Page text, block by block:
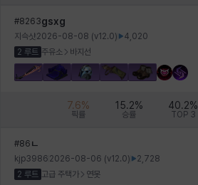
코렐라인 크레이버 클로에 키아라
#8263gsxg
지슥샷2026-08-08 (v12.0)
4,020
2 루트 주유소 바지선
7.6%
픽률
15.2%
승률
40.2%
TOP 3
#86 ㄴ
kjp3986 2026-08-06 (v12.0)
2,728
2 루트 고급 주택가 연못